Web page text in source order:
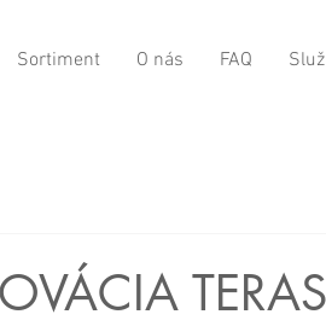
Sortiment O nás FAQ